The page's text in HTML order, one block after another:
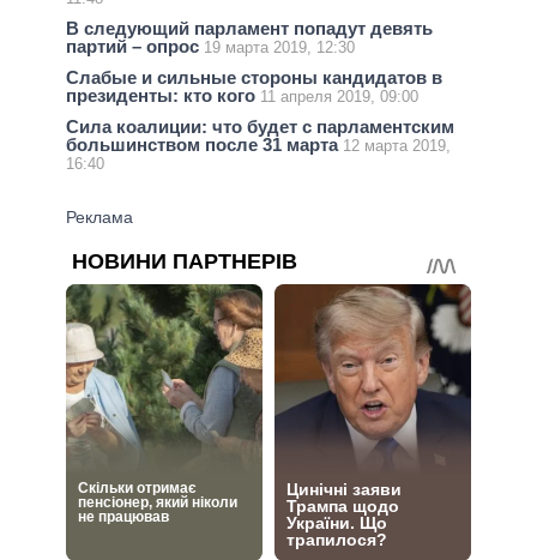
В следующий парламент попадут девять
партий – опрос 19 марта 2019, 12:30
Слабые и сильные стороны кандидатов в
президенты: кто кого 11 апреля 2019, 09:00
Сила коалиции: что будет с парламентским
большинством после 31 марта 12 марта 2019,
16:40